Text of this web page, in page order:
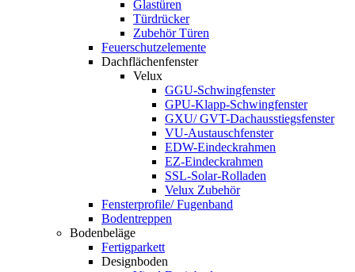
Glastüren
Türdrücker
Zubehör Türen
Feuerschutzelemente
Dachflächenfenster
Velux
GGU-Schwingfenster
GPU-Klapp-Schwingfenster
GXU/ GVT-Dachausstiegsfenster
VU-Austauschfenster
EDW-Eindeckrahmen
EZ-Eindeckrahmen
SSL-Solar-Rolladen
Velux Zubehör
Fensterprofile/ Fugenband
Bodentreppen
Bodenbeläge
Fertigparkett
Designboden